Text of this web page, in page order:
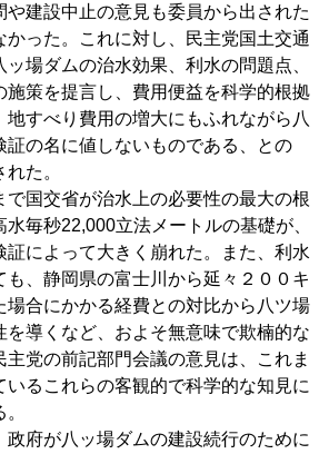
や建設中止の意見も委員から出された
かった。これに対し、民主党国土交通
場ダムの治水効果、利水の問題点、
施策を提言し、費用便益を科学的根拠
すべり費用の増大にもふれながら八
証の名に値しないものである、との
た。
国交省が治水上の必要性の最大の根
毎秒22,000立法メートルの基礎が、
証によって大きく崩れた。また、利水
も、静岡県の富士川から延々２００キ
場合にかかる経費との対比から八ツ場
を導くなど、およそ無意味で欺楠的な
主党の前記部門会議の意見は、これま
いるこれらの客観的で科学的な知見に
府が八ッ場ダムの建設続行のために